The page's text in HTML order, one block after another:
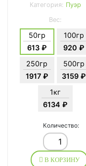
Категория: Пуэр
Вес:
50гр
613 ₽
100гр
920 ₽
250гр
1917 ₽
500гр
3159 ₽
1кг
6134 ₽
Количество:
В КОРЗИНУ